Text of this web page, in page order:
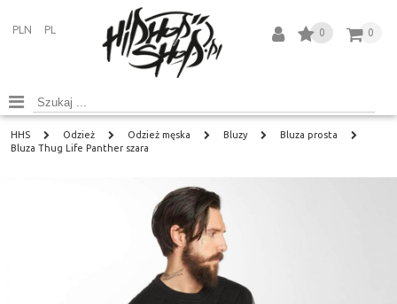
PLN PL 0
0
HHS Odzież Odzież męska Bluzy
Bluza prosta
Bluza Thug Life Panther szara